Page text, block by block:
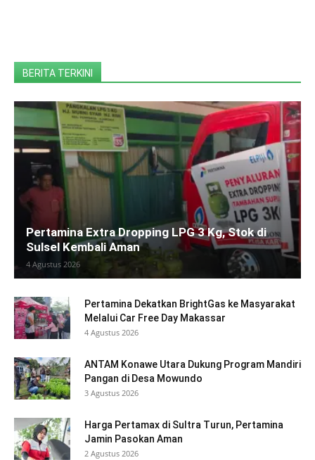
BERITA TERKINI
Pertamina Extra Dropping LPG 3 Kg, Stok di
Sulsel Kembali Aman
4 Agustus 2026
Pertamina Dekatkan BrightGas ke Masyarakat
Melalui Car Free Day Makassar
4 Agustus 2026
ANTAM Konawe Utara Dukung Program Mandiri
Pangan di Desa Mowundo
3 Agustus 2026
Harga Pertamax di Sultra Turun, Pertamina
Jamin Pasokan Aman
2 Agustus 2026